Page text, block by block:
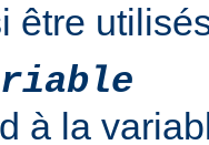
être
à la